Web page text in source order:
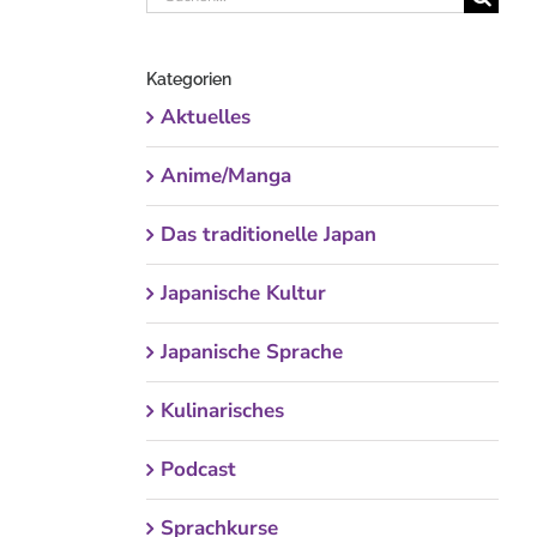
Kategorien
Aktuelles
Anime/Manga
Das traditionelle Japan
Japanische Kultur
Japanische Sprache
Kulinarisches
Podcast
Sprachkurse